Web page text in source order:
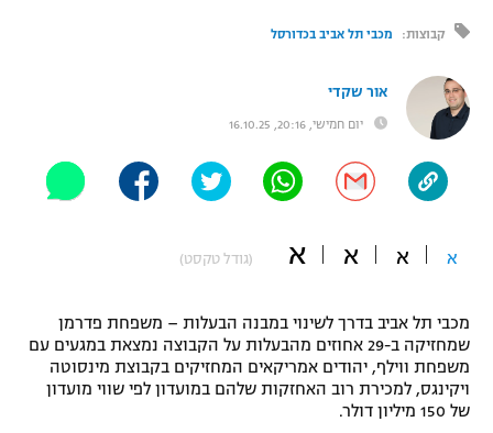
"מחצית בשכונה" – פודקאסט
משתתפים וזוכים בפרסים
תקנון משתתפים וזוכים בפרסים
תקנון עבור פעילות אלקטרה
תקנון עבור פעילות ספורט 1 – "מרלן"
גיימינג E-Sports
ליגות נוספות
UFC
היאבקות WWE
ספורט מוטורי
כדורמים
בייסבול MLB
ספורט אתגרי ואקסטרים
קבוצות: מכבי תל אביב בכדורסל
אור שקדי
יום חמישי, 20:16, 16.10.25
א א א א (גודל טקסט)
מכבי תל אביב בדרך לשינוי במבנה הבעלות – משפחת פדרמן
שמחזיקה ב-29 אחוזים מהבעלות על הקבוצה נמצאת במגעים עם
משפחת ווילף, יהודים אמריקאים המחזיקים בקבוצת מינסוטה
ויקינגס, למכירת רוב האחזקות שלהם במועדון לפי שווי מועדון
של 150 מיליון דולר.